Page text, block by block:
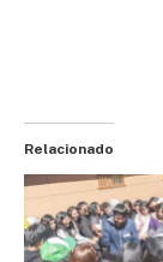
Relacionado